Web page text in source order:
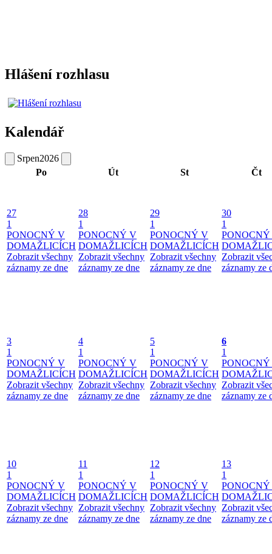
Hlášení rozhlasu
Kalendář
Srpen2026
Po
Út St Čt
27
1
PONOCNÝ V
DOMAŽLICÍCH
Zobrazit všechny
záznamy ze dne
28
1
PONOCNÝ V
DOMAŽLICÍCH
Zobrazit všechny
záznamy ze dne
29
1
PONOCNÝ V
DOMAŽLICÍCH
Zobrazit všechny
záznamy ze dne
30
1
Zobrazit
záznamy ze
3
1
PONOCNÝ V
DOMAŽLICÍCH
Zobrazit všechny
záznamy ze dne
4
1
PONOCNÝ V
DOMAŽLICÍCH
Zobrazit všechny
záznamy ze dne
5
1
PONOCNÝ V
DOMAŽLICÍCH
Zobrazit všechny
záznamy ze dne
6
1
Zobrazit
záznamy ze
10
1
PONOCNÝ V
DOMAŽLICÍCH
Zobrazit všechny
záznamy ze dne
11
1
PONOCNÝ V
DOMAŽLICÍCH
Zobrazit všechny
záznamy ze dne
12
1
PONOCNÝ V
DOMAŽLICÍCH
Zobrazit všechny
záznamy ze dne
13
1
Zobrazit
záznamy ze